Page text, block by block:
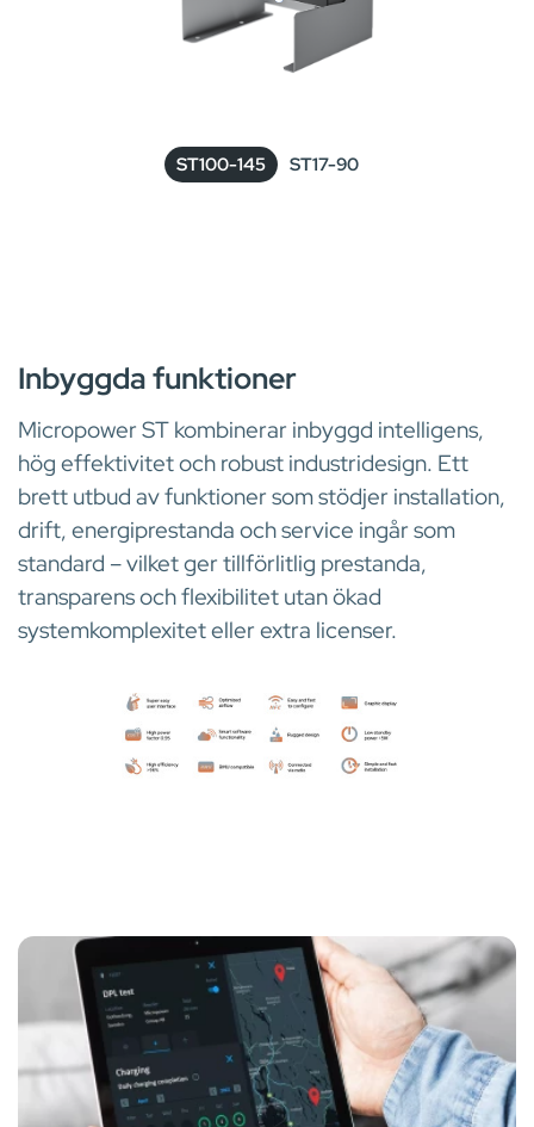
ST100-145 ST17-90
Inbyggda funktioner
Micropower ST kombinerar inbyggd intelligens,
hög effektivitet och robust industridesign. Ett
brett utbud av funktioner som stödjer installation,
drift, energiprestanda och service ingår som
standard – vilket ger tillförlitlig prestanda,
transparens och flexibilitet utan ökad
systemkomplexitet eller extra licenser.